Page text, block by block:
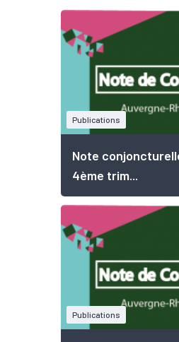
Publications
Note
4ème trim...
Publications